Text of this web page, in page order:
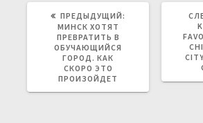
ПРЕДЫДУЩИЙ:
МИНСК ХОТЯТ
ПРЕВРАТИТЬ В
ОБУЧАЮЩИЙСЯ
ГОРОД. КАК
СКОРО ЭТО
ПРОИЗОЙДЕТ